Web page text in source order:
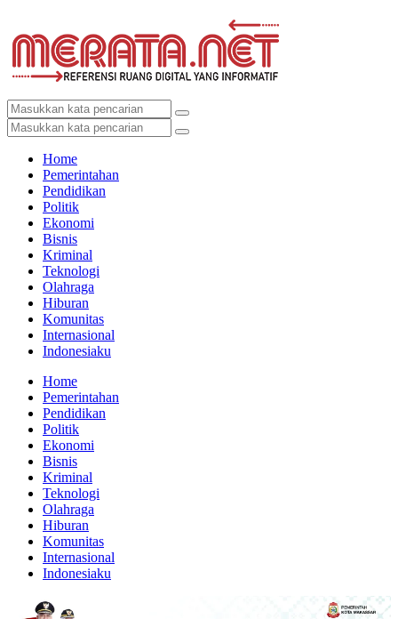
Home
Pemerintahan
Pendidikan
Politik
Ekonomi
Bisnis
Kriminal
Teknologi
Olahraga
Hiburan
Komunitas
Internasional
Indonesiaku
Home
Pemerintahan
Pendidikan
Politik
Ekonomi
Bisnis
Kriminal
Teknologi
Olahraga
Hiburan
Komunitas
Internasional
Indonesiaku